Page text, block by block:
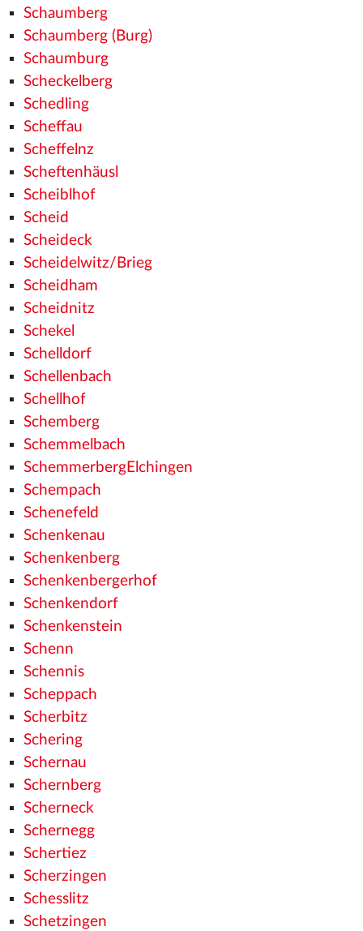
Schaumberg
Schaumberg (Burg)
Schaumburg
Scheckelberg
Schedling
Scheffau
Scheffelnz
Scheftenhäusl
Scheiblhof
Scheid
Scheideck
Scheidelwitz/Brieg
Scheidham
Scheidnitz
Schekel
Schelldorf
Schellenbach
Schellhof
Schemberg
Schemmelbach
SchemmerbergElchingen
Schempach
Schenefeld
Schenkenau
Schenkenberg
Schenkenbergerhof
Schenkendorf
Schenkenstein
Schenn
Schennis
Scheppach
Scherbitz
Schering
Schernau
Schernberg
Scherneck
Schernegg
Schertiez
Scherzingen
Schesslitz
Schetzingen